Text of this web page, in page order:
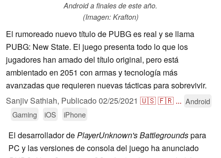
Android a finales de este año.
(Imagen: Krafton)
El rumoreado nuevo título de PUBG es real y se llama
PUBG: New State. El juego presenta todo lo que los
jugadores han amado del título original, pero está
ambientado en 2051 con armas y tecnología más
avanzadas que requieren nuevas tácticas para sobrevivir.
Sanjiv Sathiah, Publicado 02/25/2021 🇺🇸🇫🇷 ... Android
Gaming
iOS iPhone
El desarrollador dePlayerUnknown's Battlegroundspara
PC y las versiones de consola del juego ha anunciado